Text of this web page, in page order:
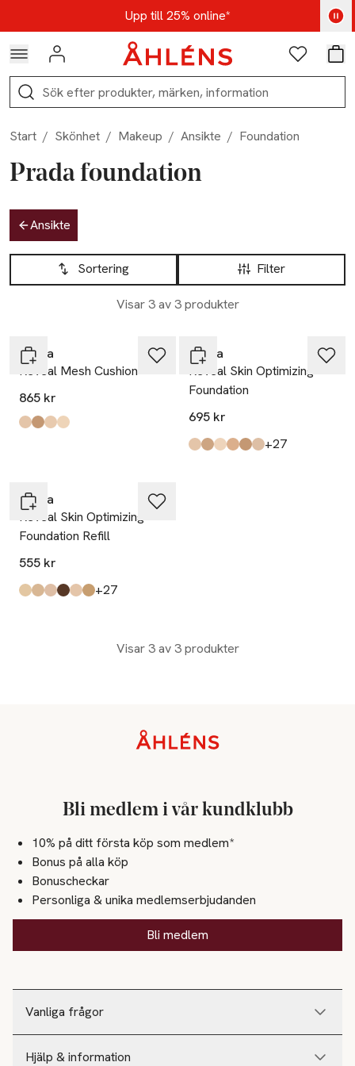
Hoppa till navigationsmenynUpp till 25% online*
Kod: AUG25 - Shoppa nu
Logga in Favoriter
Sök
Start / Skönhet / Makeup / Ansikte / Foundation
Prada foundation
Hoppa till produktsidan
Ansikte
Hoppa till produktsidan
Filter
Sortering
Visar 3 av 3 produkter
Lista över produkter
Prada
Reveal Mesh Cushion
865 kr
Produkten finns i färgerna:
Ln10,
Ln25,
Ln5,
Lc5,
Prada
Reveal Skin Optimizing
Foundation
695 kr
Produkten finns i färgerna:
Ln10,
Mn40,
Lc5,
Lc10,
Lw25,
Ln15, +27till
Prada
Reveal Skin Optimizing
Foundation Refill
555 kr
Produkten finns i färgerna:
Lw10,
Lw15,
Ln25,
Dc80,
Ln10,
Mw40, +27till
Visar 3 av 3 produkter
Vanliga frågor
Hjälp & information
Bli medlem i vår kundklubb
10% på ditt första köp som medlem*
Bonus på alla köp
Bonuscheckar
Personliga & unika medlemserbjudanden
Bli medlem